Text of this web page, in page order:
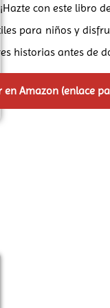
con este libro
para niños y
historias antes de
en Amazon (enlace